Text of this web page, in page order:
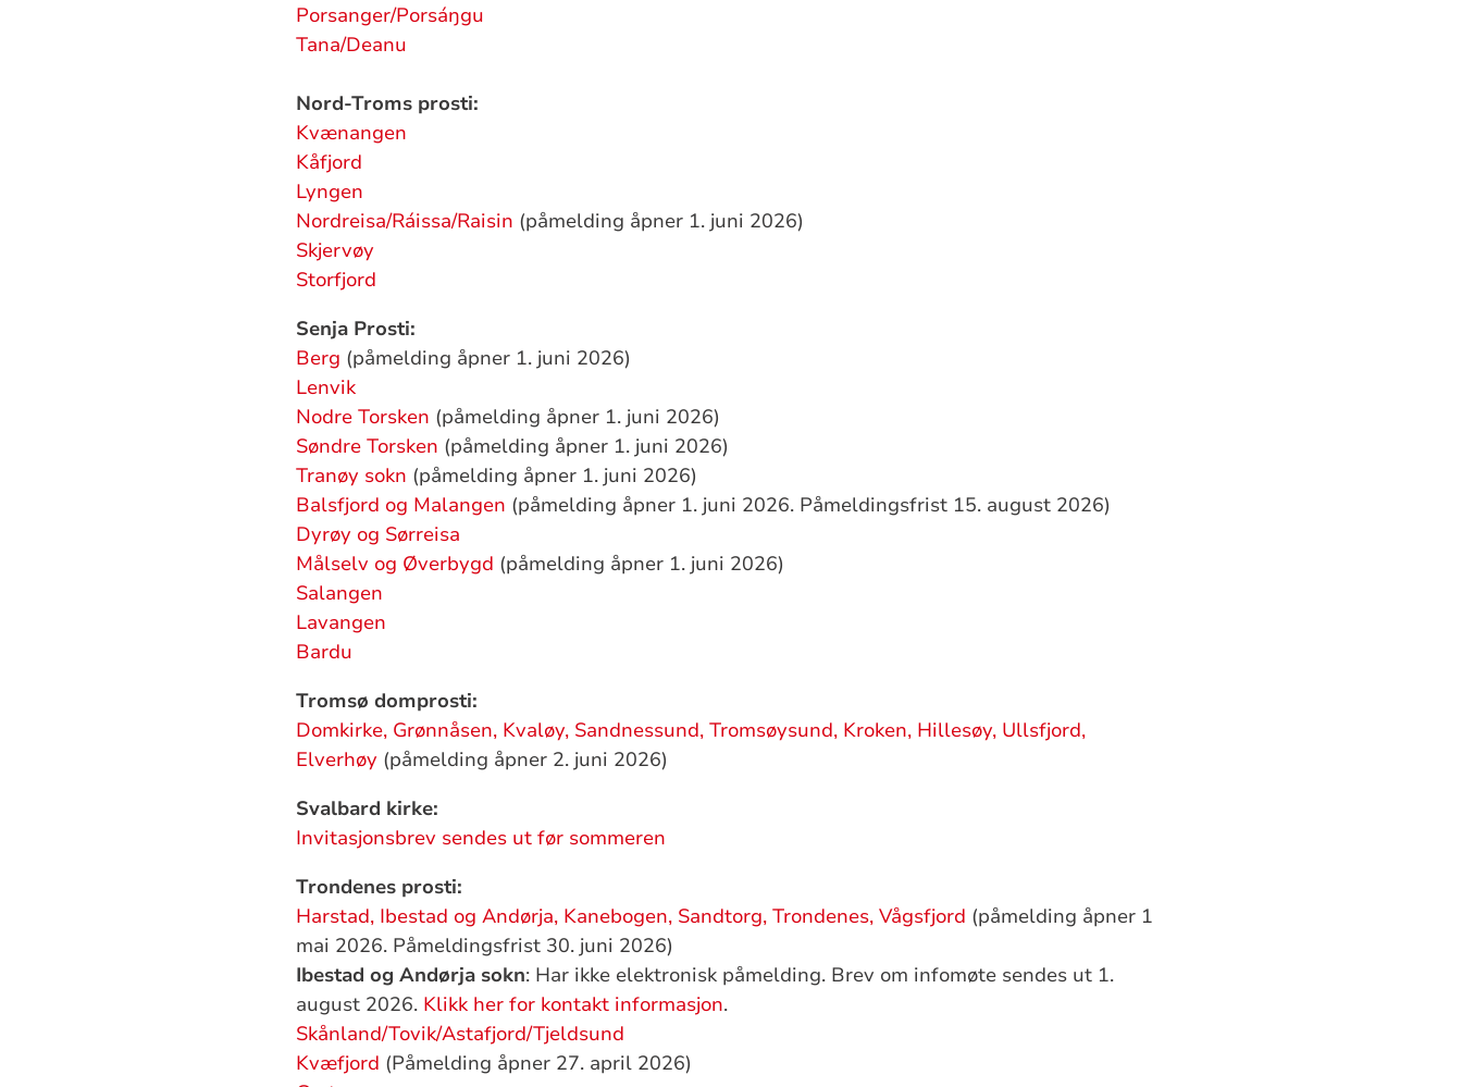
Porsanger/Porsáŋgu
Tana/Deanu
Nord-Troms prosti:
Kvænangen
Kåfjord
Lyngen
Nordreisa/Ráissa/Raisin (påmelding åpner 1. juni 2026)
Skjervøy
Storfjord
Senja Prosti:
Berg (påmelding åpner 1. juni 2026)
Lenvik
Nodre Torsken (påmelding åpner 1. juni 2026)
Søndre Torsken (påmelding åpner 1. juni 2026)
Tranøy sokn (påmelding åpner 1. juni 2026)
Balsfjord og Malangen (påmelding åpner 1. juni 2026. Påmeldingsfrist 15. august 2026)
Dyrøy og Sørreisa
Målselv og Øverbygd (påmelding åpner 1. juni 2026)
Salangen
Lavangen
Bardu
Tromsø domprosti:
Domkirke, Grønnåsen, Kvaløy, Sandnessund, Tromsøysund, Kroken, Hillesøy, Ullsfjord,
Elverhøy (påmelding åpner 2. juni 2026)
Svalbard kirke:
Invitasjonsbrev sendes ut før sommeren
Trondenes prosti:
Harstad, Ibestad og Andørja, Kanebogen, Sandtorg, Trondenes, Vågsfjord (påmelding åpner 1
mai 2026. Påmeldingsfrist 30. juni 2026)
Ibestad og Andørja sokn: Har ikke elektronisk påmelding. Brev om infomøte sendes ut 1.
august 2026. Klikk her for kontakt informasjon.
Skånland/Tovik/Astafjord/Tjeldsund
Kvæfjord (Påmelding åpner 27. april 2026)